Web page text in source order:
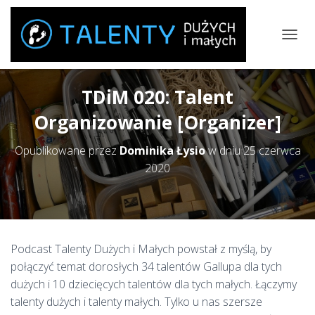
Z
E
Ą
C
Z
N
A
W
I
G
A
TDiM 020: Talent
Organizowanie [Organizer]
Opublikowane przez Dominika Łysiow dniu25 czerwca
2020
Podcast Talenty Dużych i Małych powstał z myślą, by
połączyć temat dorosłych 34 talentów Gallupa dla tych
dużych i 10 dziecięcych talentów dla tych małych. Łączymy
talenty dużych i talenty małych. Tylko u nas szersze